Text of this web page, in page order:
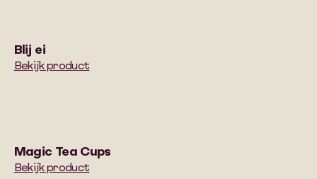
Blij ei
Bekijk product
Magic Tea Cups
Bekijk product